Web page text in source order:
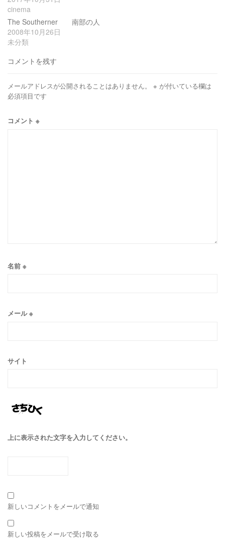
cinema
The Southerner 南部の人
2008年10月26日
未分類
コメントを残す
メールアドレスが公開されることはありません。 ※ が付いている欄は
必須項目です
コメント ※
名前 ※
メール※
サイト
上に表示された文字を入力してください。
新しいコメントをメールで通知
新しい投稿をメールで受け取る